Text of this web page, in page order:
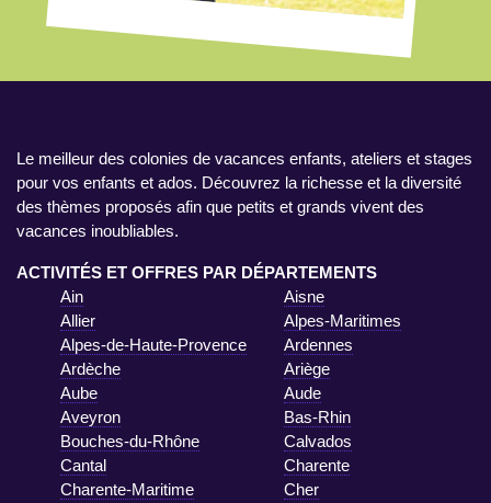
Le meilleur des colonies de vacances enfants, ateliers et stages
pour vos enfants et ados. Découvrez la richesse et la diversité
des thèmes proposés afin que petits et grands vivent des
vacances inoubliables.
ACTIVITÉS ET OFFRES PAR DÉPARTEMENTS
Ain
Aisne
Allier
Alpes-Maritimes
Alpes-de-Haute-Provence
Ardennes
Ardèche
Ariège
Aube
Aude
Aveyron
Bas-Rhin
Bouches-du-Rhône
Calvados
Cantal
Charente
Charente-Maritime
Cher